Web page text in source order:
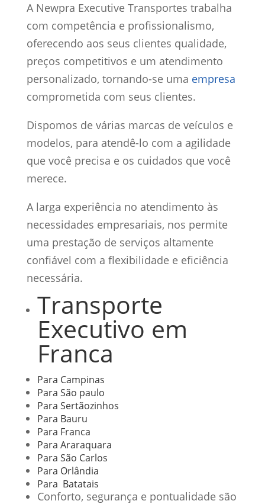
A Newpra Executive Transportes trabalha
com competência e profissionalismo,
oferecendo aos seus clientes qualidade,
preços competitivos e um atendimento
personalizado, tornando-se uma empresa
comprometida com seus clientes.
Dispomos de várias marcas de veículos e
modelos, para atendê-lo com a agilidade
que você precisa e os cuidados que você
merece.
A larga experiência no atendimento às
necessidades empresariais, nos permite
uma prestação de serviços altamente
confiável com a flexibilidade e eficiência
necessária.
Transporte
Executivo em
Franca
Para Campinas
Para São paulo
Para Sertãozinhos
Para Bauru
Para Franca
Para Araraquara
Para São Carlos
Para Orlândia
Para Batatais
Conforto, segurança e pontualidade são